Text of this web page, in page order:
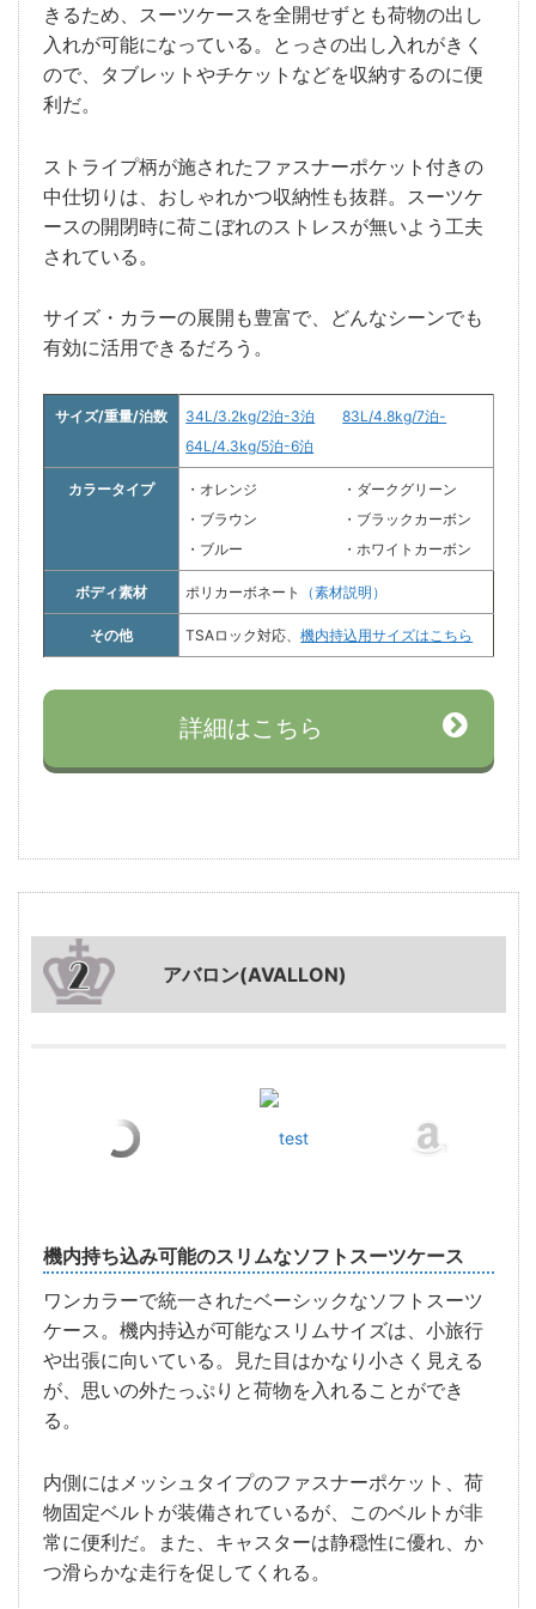
きるため、スーツケースを全開せずとも荷物の出し
入れが可能になっている。とっさの出し入れがきく
ので、タブレットやチケットなどを収納するのに便
利だ。
ストライプ柄が施されたファスナーポケット付きの
中仕切りは、おしゃれかつ収納性も抜群。スーツケ
ースの開閉時に荷こぼれのストレスが無いよう工夫
されている。
サイズ・カラーの展開も豊富で、どんなシーンでも
有効に活用できるだろう。
サイズ/重量/泊数
34L/3.2kg/2泊-3泊
64L/4.3kg/5泊-6泊
83L/4.8kg/7泊-
カラータイプ
・オレンジ
・ブラウン
・ブルー
・ダークグリーン
・ブラックカーボン
・ホワイトカーボン
ボディ素材 ポリカーボネート （素材説明）
その他 TSAロック対応、機内持込用サイズはこちら
詳細はこちら
アバロン(AVALLON)
test
機内持ち込み可能のスリムなソフトスーツケース
ワンカラーで統一されたベーシックなソフトスーツ
ケース。機内持込が可能なスリムサイズは、小旅行
や出張に向いている。見た目はかなり小さく見える
が、思いの外たっぷりと荷物を入れることができ
る。
内側にはメッシュタイプのファスナーポケット、荷
物固定ベルトが装備されているが、このベルトが非
常に便利だ。また、キャスターは静穏性に優れ、か
つ滑らかな走行を促してくれる。